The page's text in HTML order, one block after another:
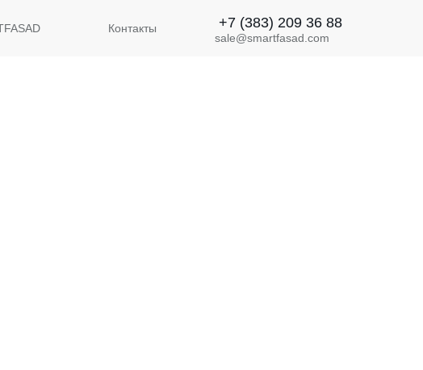
sale@smartfasad.com
+7 (383) 209 36 88
Контакты